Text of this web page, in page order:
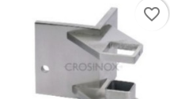
favorite_border